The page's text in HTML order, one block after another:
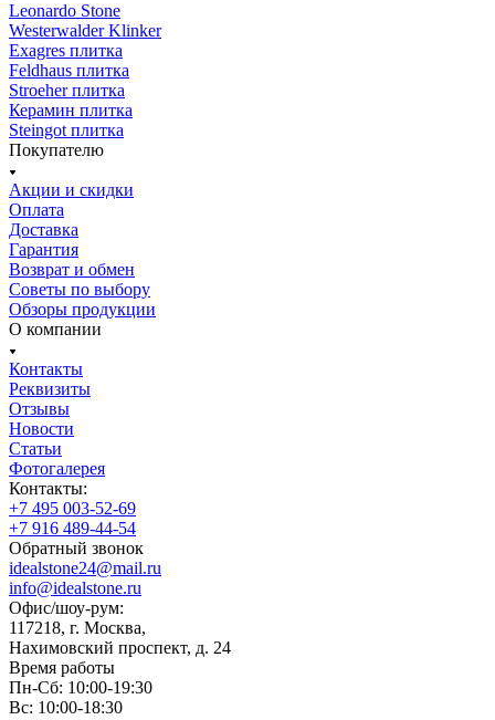
Leonardo Stone
Westerwalder Klinker
Exagres плитка
Feldhaus плитка
Stroeher плитка
Керамин плитка
Steingot плитка
Покупателю
Акции и скидки
Оплата
Доставка
Гарантия
Возврат и обмен
Советы по выбору
Обзоры продукции
О компании
Контакты
Реквизиты
Отзывы
Новости
Статьи
Фотогалерея
Контакты:
+7 495 003-52-69
+7 916 489-44-54
Обратный звонок
idealstone24@mail.ru
info@idealstone.ru
Офис/шоу-рум:
117218, г. Москва,
Нахимовский проспект, д. 24
Время работы
Пн-Сб: 10:00-19:30
Вс: 10:00-18:30